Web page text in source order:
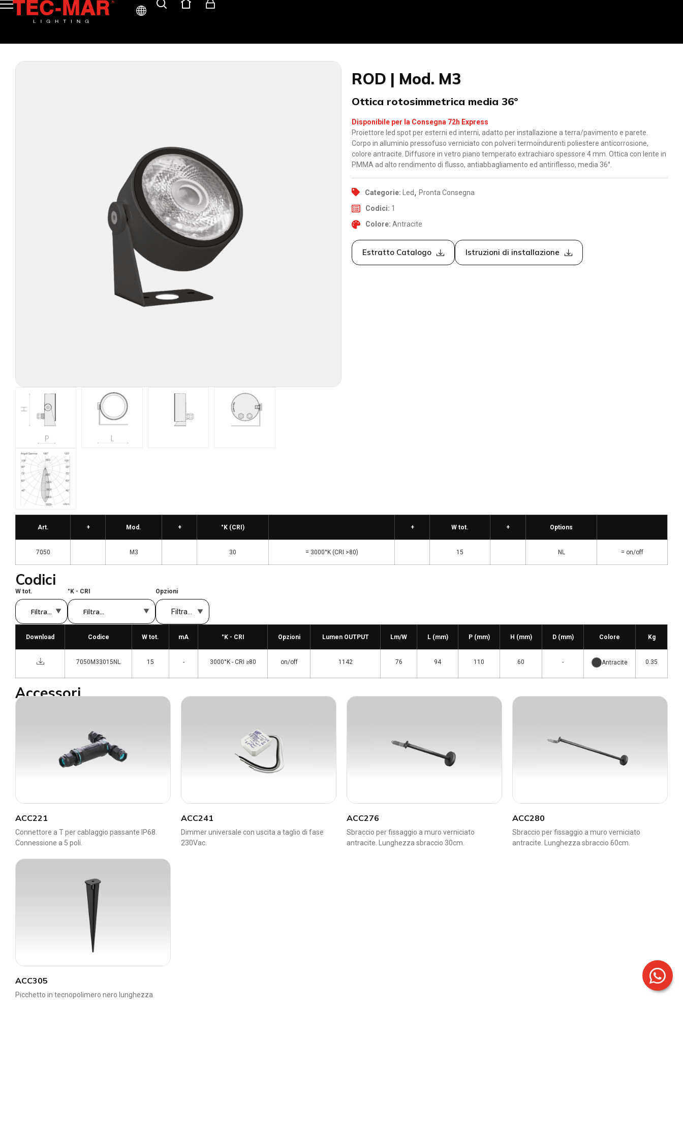
ROD | Mod. M3
Ottica rotosimmetrica media 36°
Disponibile per la Consegna 72h Express
Proiettore led spot per esterni ed interni, adatto per installazione a terra/pavimento e parete.
Corpo in alluminio pressofuso verniciato con polveri termoindurenti poliestere anticorrosione,
colore antracite. Diffusore in vetro piano temperato extrachiaro spessore 4 mm. Ottica con lente in
PMMA ad alto rendimento di flusso, antiabbagliamento ed antiriflesso, media 36°.
Categorie: Led, Pronta Consegna
Codici: 1
Colore: Antracite
Estratto Catalogo Istruzioni di installazione
Art. + Mod. + °K (CRI) + W tot. + Options
7050 M3 30 = 3000°K (CRI >80) 15 NL = on/off
Codici
W tot. °K - CRI Opzioni
Download Codice W tot. mA °K - CRI Opzioni Lumen OUTPUT Lm/W L (mm) P (mm) H (mm) D (mm) Colore Kg
7050M33015NL 15 - 3000°K - CRI ≥80 on/off 1142 76 94 110 60 - Antracite 0.35
Accessori
ACC221
Connettore a T per cablaggio passante IP68.
Connessione a 5 poli.
ACC241
Dimmer universale con uscita a taglio di fase
230Vac.
ACC276
Sbraccio per fissaggio a muro verniciato
antracite. Lunghezza sbraccio 30cm.
ACC280
Sbraccio per fissaggio a muro verniciato
antracite. Lunghezza sbraccio 60cm.
ACC305
Picchetto in tecnopolimero nero lunghezza